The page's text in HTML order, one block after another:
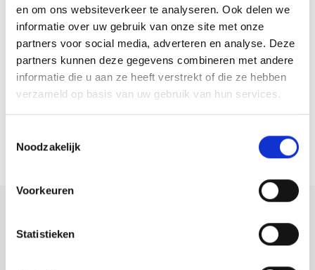
en om ons websiteverkeer te analyseren. Ook delen we
informatie over uw gebruik van onze site met onze
partners voor social media, adverteren en analyse. Deze
partners kunnen deze gegevens combineren met andere
informatie die u aan ze heeft verstrekt of die ze hebben
verzameld op basis van uw gebruik van hun services.
Noodzakelijk
Voorkeuren
Statistieken
we voor je kunnen betekenen! Naast de ondersteuning bij hetkopen
van je huis kunnen we je namelijk ook helpen om je huis teverkopen
voor de juiste deal, terwijl je ook voor vragen oververzekeringenen
hypotheken
bij ons aan kunt kloppen. Wil je liever langskomen op
kantoor dan bellen of mailen? Twijfel niet om één van onze